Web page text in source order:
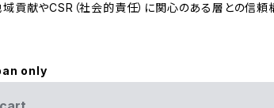
域貢献やCSR（社会的責任）に関心のある層との信頼
only